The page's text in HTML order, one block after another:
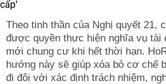
- Hạn chế sự chồng chéo và
tiện trong quản lý sử dụng đất đai.
- Góp phần tạo lập sự ổn định, sự
xã hội trong hoạt động giao đất,
lợi ích của Nhà nước và lợi ích
Theo tinh thần của Nghị quyết 21,
được quyền thực hiện nghĩa vụ tài
mới chung cư khi hết thời hạn.
hướng này sẽ giúp xóa bỏ cơ chế
đi đôi với xác định trách nhiệm,